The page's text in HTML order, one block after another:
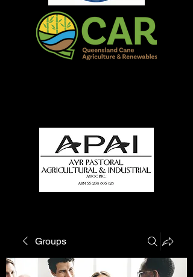
Groups